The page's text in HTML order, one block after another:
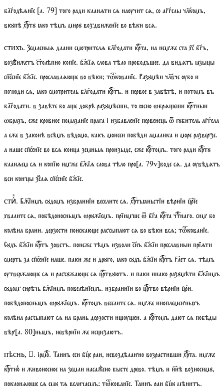
блгодѣѧнїе[л.79]того ради кланѧти сѧ наѹчит сѧ, со аггелы члкомъ,
вкꙋпѣ хртꙋ ꙗко тѣмъ мирꙋ воздвиженїе во вѣки всѧ.
стихъ. Земленыѧ длани смотрителѧ блгодати крта, на немже ста хс бгъ,
возвⷣижетъ столѣпно копїе. бжїѧ слова тѣло прободъшее. да видѧтъ ꙗзыцы
спсенїе бжїе. прославлѧюе во вѣки;тѡкованїе. Разꙋмѣи члвче ѹбо и
почюди сѧ, ꙗко смотритель блгодати кртъ. и первое в завѣтѣ, и потомъ въ
блгодати. в завѣте бо ае добрѣ разꙋмѣеши, то ꙗсно ѡбрѧеши кртныи
ѡбразъ, еже кровное помазанїе прага і избавленїе первенець ѿ гꙋбитель аггела
а еже в законѣ всѣмъ вѣдомо, какъ моисеи побѣди амалика и море разверзе.
а наше спсенїе во всѧ конца земныѧ произыде, еже кртомъ. того ради кртꙋ
кланѧем сѧ и копїю имже бжїѧ слова тѣло про[л.79v]боде сѧ. да ѹвѣдѧтъ
вси концы зеⷨлѧ спсенїе бжїе.
стиⷯⷯ. Бж҃їимъ сꙋдомъ избраннїи веселите сѧ. хртьꙗньстїи вѣрнїи црїе
хвалите сѧ, побѣдоноснымъ ѡрꙋжїемъ. прїимше ѿ бга крта чтнаго. сим бо
колѣна брани. дерзости поискаюе рассыпают сѧ во вѣки всѧ;тѡкованїе.
Сꙋдъ бжїи кртъ зоветъ. понеже тѣмъ изволи снъ бжїи преславныи прїѧти
смерть за спсенїе наше. паки же и дрꙋго, ꙗко сꙋдъ бжїи кртъ глет сѧ. тѣмъ
ѹтвержаюе сѧ и рассꙋжаюе сѧ цртвꙋютъ. и паки инако разꙋмѣти бжїимъ
сꙋдом сирѣчь бжїимъ повелѣнїемъ. избраннїи во цртво вѣрнїи цри.
побѣдоноснымъ ѡрꙋжїемъ. кртомъ веселите сѧ. имже иноплеменныхъ
колѣна рассыпают сѧ на брань дерзости иѹеи. а кртомъ дают сѧ побѣды
вѣр[л. 80]нымъ, невѣрнїи же исезаютъ.
пѣснь, . ірмо. Таинъ еси бце раи, невоздѣланно возрастивши хрта. имже
кртноⷷ и живоносное на земли насажⷣено бысте древо. тѣмъ и ннѣ возносимꙋ,